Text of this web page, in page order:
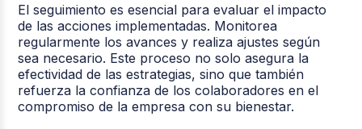
El seguimiento es esencial para evaluar el impacto
de las acciones implementadas. Monitorea
regularmente los avances y realiza ajustes según
sea necesario. Este proceso no solo asegura la
efectividad de las estrategias, sino que también
refuerza la confianza de los colaboradores en el
compromiso de la empresa con su bienestar.